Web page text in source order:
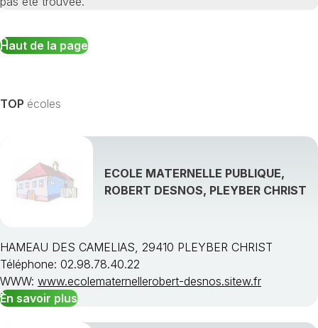
Haut de la page
TOP écoles
ECOLE MATERNELLE PUBLIQUE,
ROBERT DESNOS, PLEYBER CHRIST
HAMEAU DES CAMELIAS, 29410 PLEYBER CHRIST
Téléphone: 02.98.78.40.22
WWW: www.ecolematernellerobert-desnos.sitew.fr
En savoir plus